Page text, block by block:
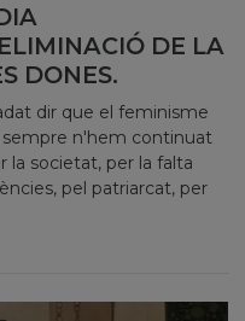
DE LA
DONES.
dir que el feminisme
n'hem continuat
la societat, per la falta
pel patriarcat, per